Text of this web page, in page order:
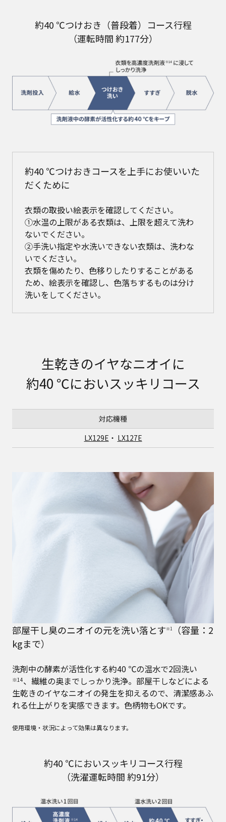
約40 ℃つけおき（普段着）コース行程
（運転時間 約177分）
約40 ℃つけおきコースを上手にお使いいた
だくために
衣類の取扱い絵表示を確認してください。
①水温の上限がある衣類は、上限を超えて洗わ
ないでください。
②手洗い指定や水洗いできない衣類は、洗わな
いでください。
衣類を傷めたり、色移りしたりすることがある
ため、絵表示を確認し、色落ちするものは分け
洗いをしてください。
生乾きのイヤなニオイに
約40 ℃においスッキリコース
対応機種
LX129E ・ LX127E
部屋干し臭のニオイの元を洗い落とす※1
（容量：2
kgまで）
洗剤中の酵素が活性化する約40 ℃の温水で2回洗い
※14、繊維の奥までしっかり洗浄。部屋干しなどによる
生乾きのイヤなニオイの発生を抑えるので、清潔感あふ
れる仕上がりを実感できます。色柄物もOKです。
使用環境・状況によって効果は異なります。
約40 ℃においスッキリコース行程
（洗濯運転時間 約91分）